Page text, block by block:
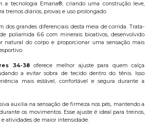
a tecnologia Emana®, criando uma construção leve,
treinos diários, provas e uso prolongado.
dos grandes diferenciais desta meia de corrida. Trata-
poliamida 6.6 com minerais bioativos, desenvolvido
natural do corpo e proporcionar uma sensação mais
34-38 oferece melhor ajuste para quem calça
a evitar sobra de tecido dentro do tênis. Isso
mais estável, confortável e segura durante a
auxilia na sensação de firmeza nos pés, mantendo a
os movimentos. Esse ajuste é ideal para treinos,
e atividades de maior intensidade.